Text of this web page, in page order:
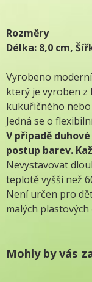
Rozměry
Délka: 8,0 cm,
Vyrobeno
který je vyroben z
kukuřičného
Jedná se o
V případě
postup barev.
Nevystavovat
teplotě vyšší než
Není určen pro
malých plastových
Mohly by vás